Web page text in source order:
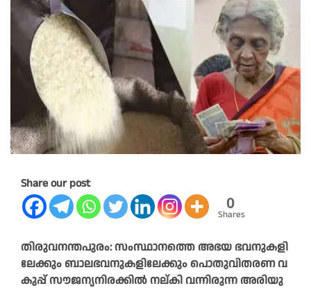
Share our post
0
Shares
തി​​​​രു​​​​വ​​​​ന​​​​ന്ത​​​​പു​​​​രം: സം​സ്ഥാ​ന​ത്തെ അ​ഭ​യ ഭ​വ​നു​ക​ളി​
ലേ​ക്കും ബാ​ല​ഭ​വ​നു​ക​ളി​ലേ​ക്കും പൊ​തു​വി​ത​ര​ണ വ​
കു​പ്പ് സൗ​ജ​ന്യ​നി​ര​ക്കി​ൽ ന​ല്കി വ​ന്നി​രു​ന്ന അ​രി​യു​